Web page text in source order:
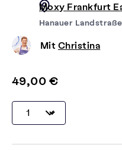
Moxy Frankfurt
Hanauer
Mit Christina
49,00 €